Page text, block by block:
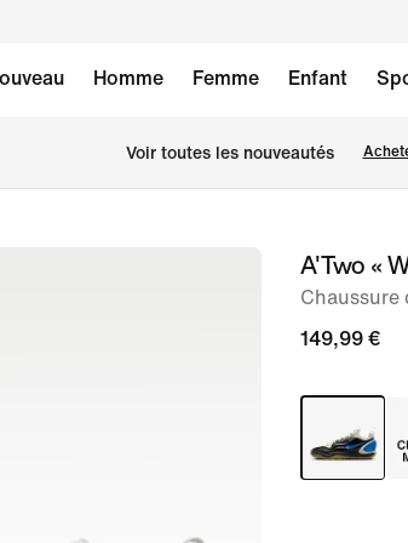
Homme Femme Enfant
Voir toutes les nouveautés
image 1A'Two «
Chaussure
149,99 €